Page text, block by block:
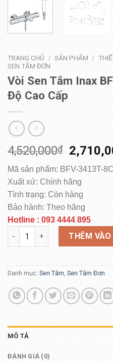
TRANG CHỦ / SẢN PHẨM /
SEN TẮM ĐƠN
Vòi Sen Tắm Inax
Độ Cao Cấp
4,520,000₫
Mã sản phẩm: BFV-3413T-8C
Xuất xứ: Chính hãng
Tình trạng: Còn hàng
Bảo hành: Theo hãng
Hotline : 093 4444 895
Vòi Sen Tắm Inax BFV-THÊM VÀO
Danh mục: Sen Tắm, Sen Tắm Đơn
MÔ TẢ
ĐÁNH GIÁ (0)